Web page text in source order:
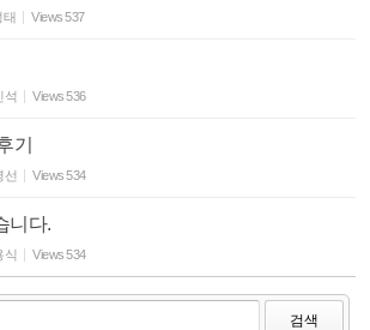
태 Views 537
석 Views 536
기
선 Views 534
니다.
식 Views 534
검색